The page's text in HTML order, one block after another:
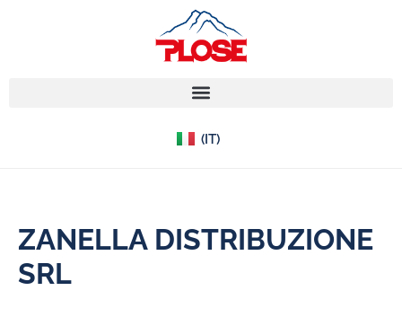
(IT)
(EN)
(DE)
ZANELLA DISTRIBUZIONE
SRL